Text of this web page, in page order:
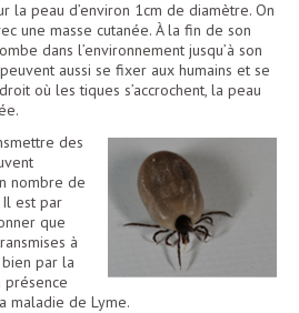
la peau d’environ 1cm de diamètre. On
une masse cutanée. À la fin de son
dans l’environnement jusqu’à son
aussi se fixer aux humains et se
où les tiques s’accrochent, la peau
des
nombre de
Il est par
que
à
bien par la
maladie de Lyme.